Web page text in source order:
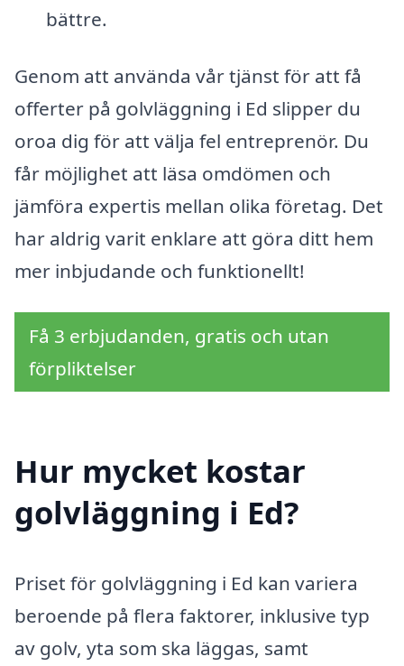
bättre.
Genom att använda vår tjänst för att få
offerter på golvläggning i Ed slipper du
oroa dig för att välja fel entreprenör. Du
får möjlighet att läsa omdömen och
jämföra expertis mellan olika företag. Det
har aldrig varit enklare att göra ditt hem
mer inbjudande och funktionellt!
Få 3 erbjudanden, gratis och utan
förpliktelser
Hur mycket kostar
golvläggning i Ed?
Priset för golvläggning i Ed kan variera
beroende på flera faktorer, inklusive typ
av golv, yta som ska läggas, samt